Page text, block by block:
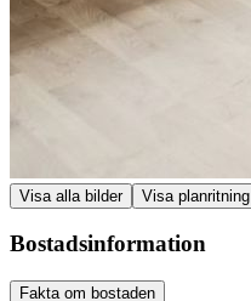
Visa alla bilder Visa planritning
Bostadsinformation
Fakta om bostaden